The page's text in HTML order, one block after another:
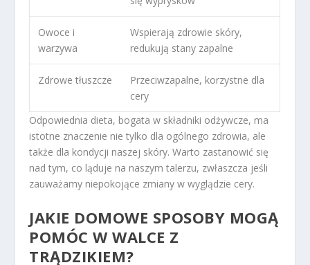
Owoce i
warzywa
Wspierają zdrowie skóry,
redukują stany zapalne
Zdrowe tłuszcze
Przeciwzapalne, korzystne dla
cery
Odpowiednia dieta, bogata w składniki odżywcze, ma
istotne znaczenie nie tylko dla ogólnego zdrowia, ale
także dla kondycji naszej skóry. Warto zastanowić się
nad tym, co ląduje na naszym talerzu, zwłaszcza jeśli
zauważamy niepokojące zmiany w wyglądzie cery.
JAKIE DOMOWE SPOSOBY MOGĄ
POMÓC W WALCE Z
TRĄDZIKIEM?